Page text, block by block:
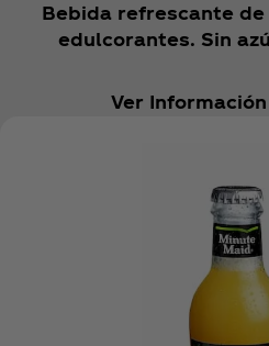
Bebida refrescante de
edulcorantes. Sin
Ver